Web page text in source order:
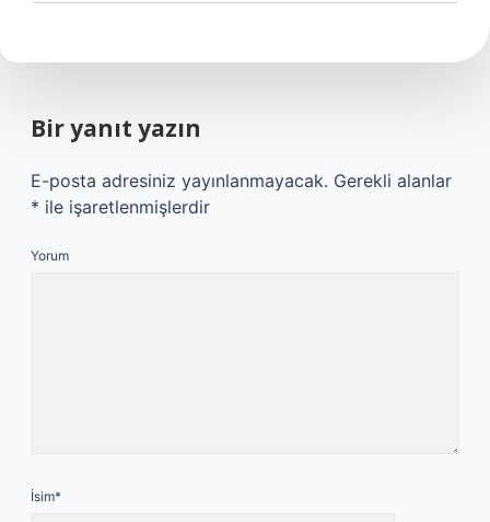
Bir yanıt yazın
E-posta adresiniz yayınlanmayacak. Gerekli alanlar
* ile işaretlenmişlerdir
Yorum
İsim*